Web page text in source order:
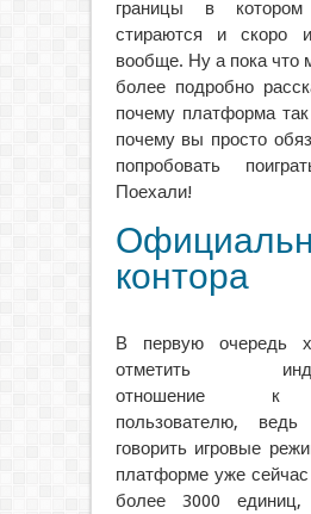
границы в котором
стираются и скоро
вообще. Ну а пока что
более подробно
почему платформа
почему вы просто
попробовать
Поехали!
контора
В первую очередь
отметить
отношение к
пользователю,
говорить игровые
платформе уже сейчас
более 3000 единиц,